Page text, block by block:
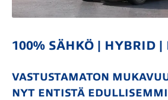
100% SÄHKÖ | HYBRID |
VASTUSTAMATON
NYT ENTISTÄ